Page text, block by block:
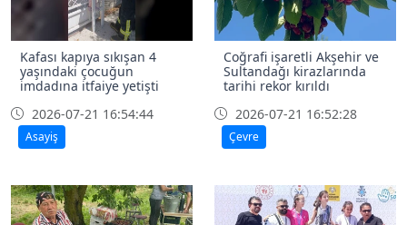
Kafası kapıya sıkışan 4
yaşındaki çocuğun
imdadına itfaiye yetişti
2026-07-21 16:54:44
Asayiş
Coğrafi işaretli Akşehir ve
Sultandağı kirazlarında
tarihi rekor kırıldı
2026-07-21 16:52:28
Çevre